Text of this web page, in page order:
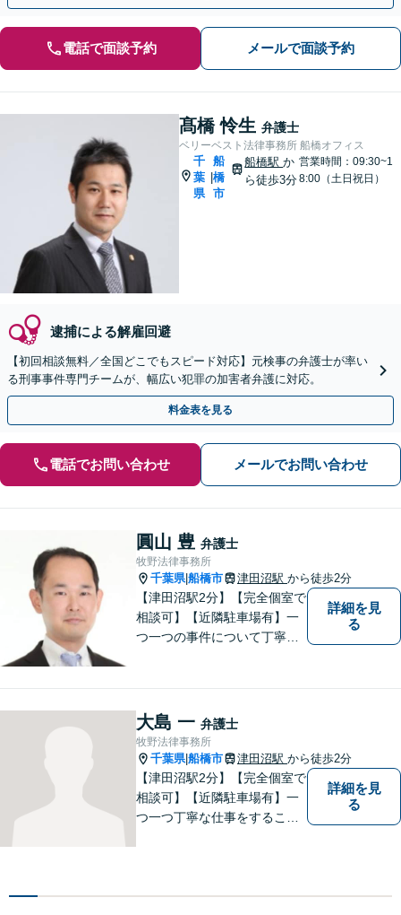
電話で面談予約 メールで面談予約
髙橋 怜生 弁護士
ベリーベスト法律事務所 船橋オフィス
千
葉
県
|
船
橋
市
船橋駅か
ら徒歩3分
営業時間：09:30~1
8:00（土日祝日）
逮捕による解雇回避
【初回相談無料／全国どこでもスピード対応】元検事の弁護士が率い
る刑事事件専門チームが、幅広い犯罪の加害者弁護に対応。
料金表を見る
電話でお問い合わせ メールでお問い合わせ
圓山 豊 弁護士
牧野法律事務所
千葉県|船橋市 津田沼駅 から徒歩2分
【津田沼駅2分】【完全個室で
相談可】【近隣駐車場有】一
つ一つの事件について丁寧に
市の牧野法律事務所へお気軽
にご相談下さい。
詳細を見
る
大島 一 弁護士
牧野法律事務所
千葉県|船橋市 津田沼駅 から徒歩2分
【津田沼駅2分】【完全個室で
相談可】【近隣駐車場有】一
つ一つ丁寧な仕事をすること
葉県船橋市の牧野法律事務所
詳細を見
る